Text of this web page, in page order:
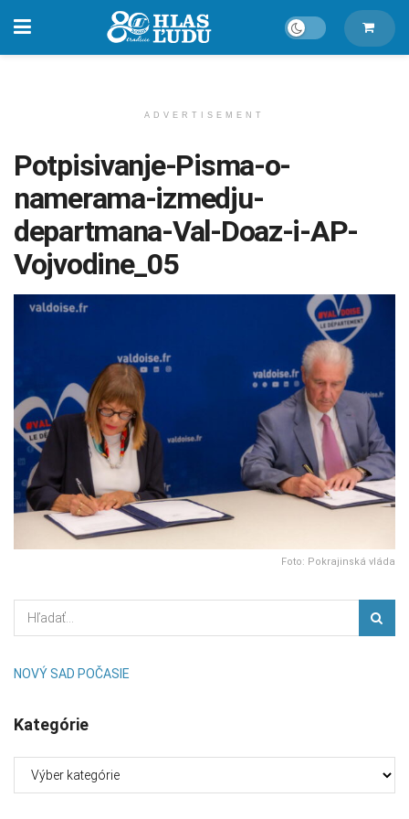
ADVERTISEMENT
Potpisivanje-Pisma-o-
namerama-izmedju-
departmana-Val-Doaz-i-AP-
Vojvodine_05
Foto: Pokrajinská vláda
NOVÝ SAD POČASIE
Kategórie